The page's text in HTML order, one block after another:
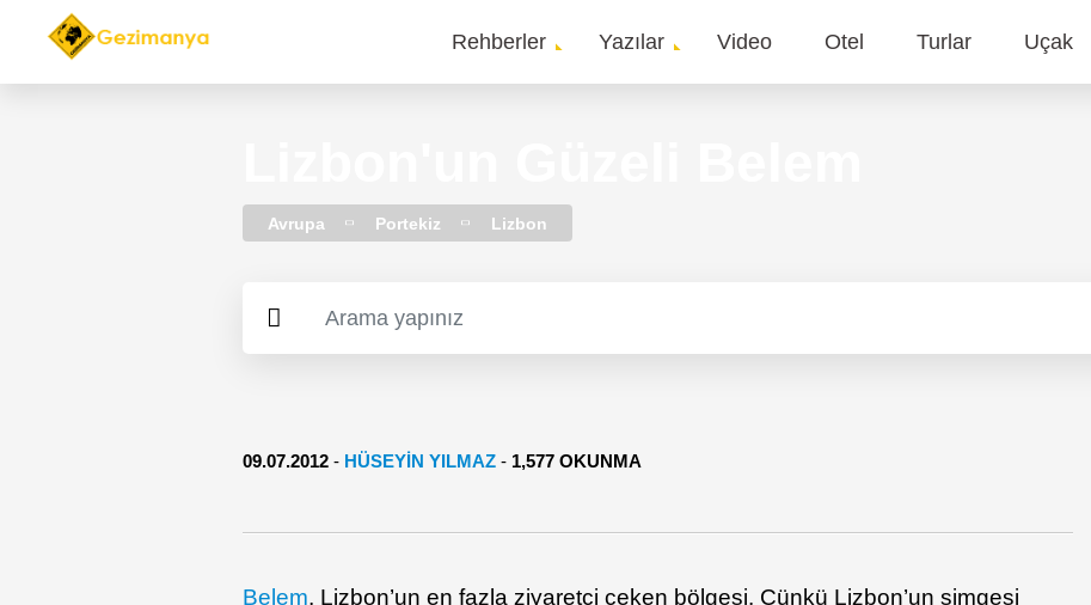
Main
Rehberler Yazılar Video Otel Turlar Uçak
Avrupa Portekiz Lizbon
09.07.2012 - HÜSEYİN YILMAZ - 1,577 OKUNMA
Belem, Lizbon’un en fazla ziyaretçi çeken bölgesi. Çünkü Lizbon’un simgesi